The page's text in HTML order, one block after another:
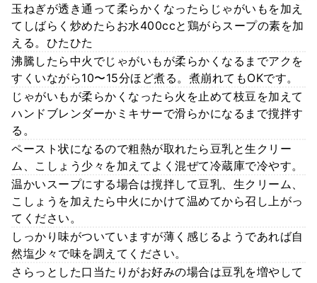
玉ねぎが透き通って柔らかくなったらじゃがいもを加え
てしばらく炒めたらお水400ccと鶏がらスープの素を加
える。ひたひた
沸騰したら中火でじゃがいもが柔らかくなるまでアクを
すくいながら10〜15分ほど煮る。煮崩れてもOKです。
じゃがいもが柔らかくなったら火を止めて枝豆を加えて
ハンドブレンダーかミキサーで滑らかになるまで撹拌す
る。
ペースト状になるので粗熱が取れたら豆乳と生クリー
ム、こしょう少々を加えてよく混ぜて冷蔵庫で冷やす。
温かいスープにする場合は撹拌して豆乳、生クリーム、
こしょうを加えたら中火にかけて温めてから召し上がっ
てください。
しっかり味がついていますが薄く感じるようであれば自
然塩少々で味を調えてください。
さらっとした口当たりがお好みの場合は豆乳を増やして